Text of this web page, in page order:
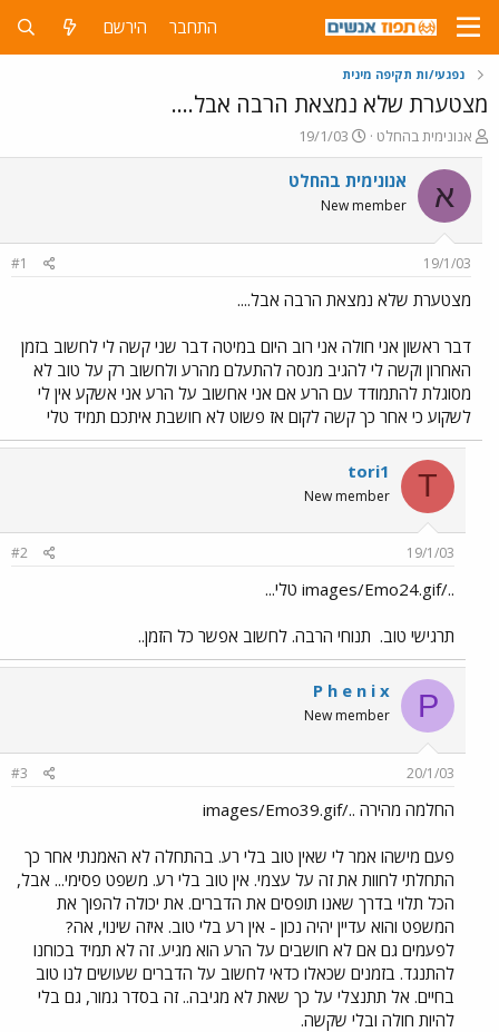
התחבר הירשם
נפגעי/ות תקיפה מינית
מצטערת שלא נמצאת הרבה אבל....
פ
ו
ת
ח
ה
ש
א
אנונימית בהחלט
פ
ו
ר
ם
ר
19/1/03
א אנונימית בהחלט
New member
19/1/03
#1
מצטערת שלא נמצאת הרבה אבל....
דבר ראשון אני חולה אני רוב היום במיטה דבר שני קשה לי לחשוב בזמן
האחרון וקשה לי להגיב מנסה להתעלם מהרע ולחשוב רק על טוב לא
מסוגלת להתמודד עם הרע אם אני אחשוב על הרע אני אשקע אין לי
לשקוע כי אחר כך קשה לקום אז פשוט לא חושבת איתכם תמיד טלי
T
tori1
New member
19/1/03
#2
../images/Emo24.gif טלי...
תרגישי טוב. תנוחי הרבה. לחשוב אפשר כל הזמן..
P
P h e n i x
New member
20/1/03
#3
החלמה מהירה ../images/Emo39.gif
פעם מישהו אמר לי שאין טוב בלי רע. בהתחלה לא האמנתי אחר כך
התחלתי לחוות את זה על עצמי. אין טוב בלי רע. משפט פסימי... אבל,
הכל תלוי בדרך שאנו תופסים את הדברים. את יכולה להפוך את
המשפט והוא עדיין יהיה נכון - אין רע בלי טוב. איזה שינוי, אה?
לפעמים גם אם לא חושבים על הרע הוא מגיע. זה לא תמיד בכוחנו
להתנגד. בזמנים שכאלו כדאי לחשוב על הדברים שעושים לנו טוב
בחיים. אל תתנצלי על כך שאת לא מגיבה.. זה בסדר גמור, גם בלי
להיות חולה ובלי שקשה.